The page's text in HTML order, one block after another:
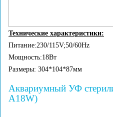
Технические характеристики:
Питание:230/115V;50/60Hz
Мощность:18Вт
Размеры: 304*104*87мм
Aквариумный УФ
A18W)